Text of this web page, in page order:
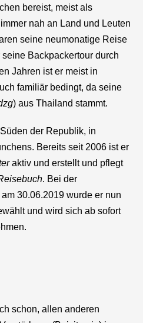
bereist, meist als
nah an Land und Leuten
seine neumonatige Reise
Backpackertour durch
Jahren ist er meist in
familiär bedingt, da seine
) aus Thailand stammt.
der Republik, in
Bereits seit 2006 ist er
aktiv und erstellt und pflegt
. Bei der
30.06.2019 wurde er nun
und wird sich ab sofort
schon, allen anderen